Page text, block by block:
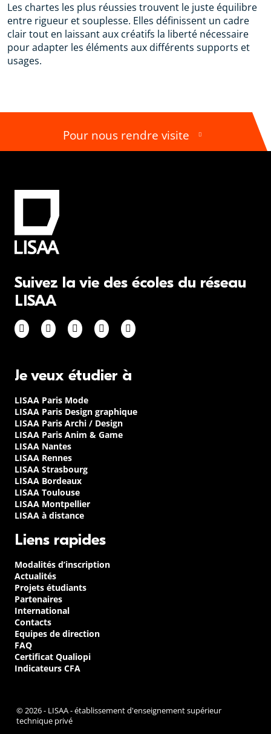
Les chartes les plus réussies trouvent le juste équilibre
entre rigueur et souplesse. Elles définissent un cadre
clair tout en laissant aux créatifs la liberté nécessaire
pour adapter les éléments aux différents supports et
usages.
Pour nous rendre visite
Suivez la vie des écoles du réseau
LISAA
Je veux étudier à
LISAA Paris Mode
LISAA Paris Design graphique
LISAA Paris Archi / Design
LISAA Paris Anim & Game
LISAA Nantes
LISAA Rennes
LISAA Strasbourg
LISAA Bordeaux
LISAA Toulouse
LISAA Montpellier
LISAA à distance
Liens rapides
Modalités d’inscription
Actualités
Projets étudiants
Partenaires
International
Contacts
Equipes de direction
FAQ
Certificat Qualiopi
Indicateurs CFA
© 2026 - LISAA - établissement d'enseignement supérieur
technique privé